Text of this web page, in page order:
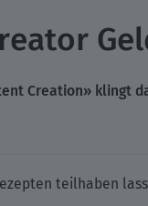
Creation» klingt
teilhaben